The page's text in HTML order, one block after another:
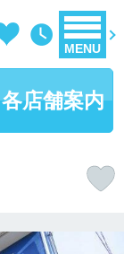
MENU
各店舗案内